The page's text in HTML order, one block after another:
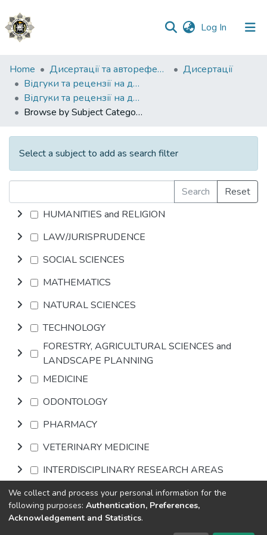
Log In (current)
Communities
&
Collections
All of DSpace
Home Дисертації та автореферати
Дисертації
Відгуки та рецензії на дисертації
Відгуки та рецензії на дисертацію Яковчука Івана Володимировича
Browse by Subject Category
Select a subject to add as search filter
Search
Reset
HUMANITIES and RELIGION
LAW/JURISPRUDENCE
SOCIAL SCIENCES
MATHEMATICS
NATURAL SCIENCES
TECHNOLOGY
FORESTRY, AGRICULTURAL SCIENCES and
LANDSCAPE PLANNING
MEDICINE
ODONTOLOGY
PHARMACY
VETERINARY MEDICINE
INTERDISCIPLINARY RESEARCH AREAS
Browse
We collect and process your personal information for the
following purposes: Authentication, Preferences,
Acknowledgement and Statistics.